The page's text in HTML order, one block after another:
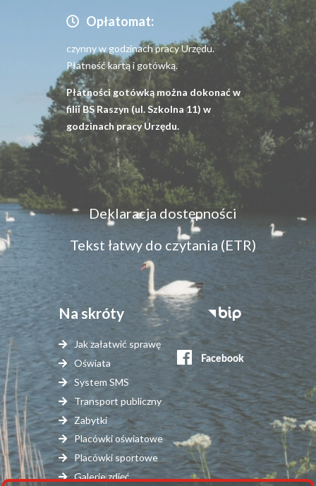
Opłatomat:
czynny w godzinach pracy Urzędu.
Płatność kartą i gotówką.
Płatności gotówką można dokonać w
filii BS Raszyn (ul. Szkolna 11) w
godzinach pracy Urzędu.
Menu
dostępność
Deklaracja dostępności
Tekst łatwy do czytania (ETR)
Na skróty
Jak załatwić sprawę
Oświata
System SMS
Transport publiczny
Zabytki
Placówki oświatowe
Placówki sportowe
Galerie zdjęć
Stopka
serwisy
zewnętrzne